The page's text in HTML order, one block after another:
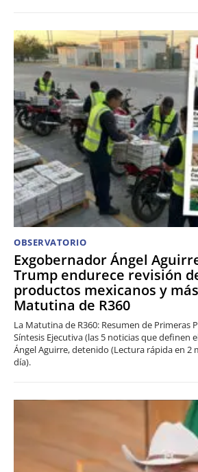
OBSERVATORIO
Exgobernador Ángel
Trump endurece revisión
productos mexicanos y
Matutina de R360
La Matutina de R360: Resumen de Primeras
Síntesis Ejecutiva (las 5 noticias que definen
Ángel Aguirre, detenido (Lectura rápida en 2
día).